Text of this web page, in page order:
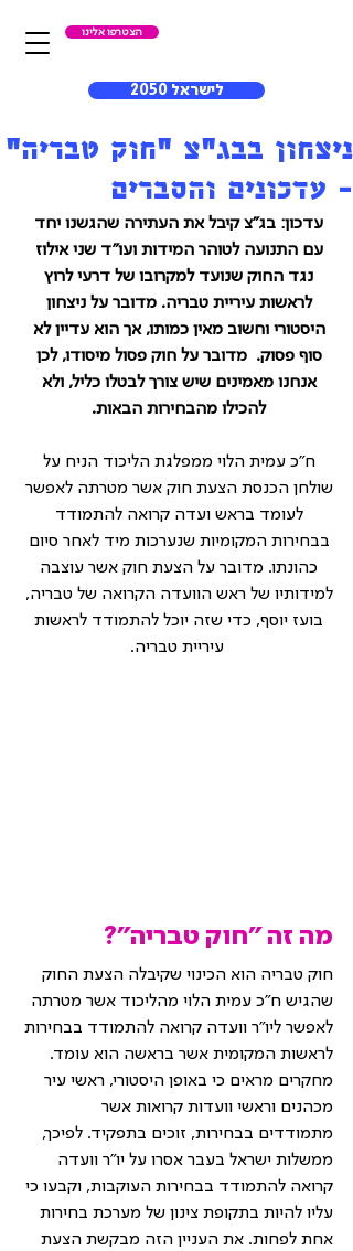
הצטרפו אלינו
לישראל 2050
ניצחון בבג"צ "חוק טבריה"
- עדכונים והסברים
עדכון: בג"צ קיבל את העתירה שהגשנו יחד
עם התנועה לטוהר המידות ועו"ד שני אילוז
נגד החוק שנועד למקרובו של דרעי לרוץ
לראשות עיריית טבריה. מדובר על ניצחון
היסטורי וחשוב מאין כמותו, אך הוא עדיין לא
סוף פסוק.  מדובר על חוק פסול מיסודו, לכן
אנחנו מאמינים שיש צורך לבטלו כליל, ולא
להכילו מהבחירות הבאות.
ח"כ עמית הלוי ממפלגת הליכוד הניח על
שולחן הכנסת הצעת חוק אשר מטרתה לאפשר
לעומד בראש ועדה קרואה להתמודד
בבחירות המקומיות שנערכות מיד לאחר סיום
כהונתו. מדובר על הצעת חוק אשר עוצבה
למידותיו של ראש הוועדה הקרואה של טבריה,
בועז יוסף, כדי שזה יוכל להתמודד לראשות
עיריית טבריה.
מה זה "חוק טבריה"?
חוק טבריה הוא הכינוי שקיבלה הצעת החוק
שהגיש ח"כ עמית הלוי מהליכוד אשר מטרתה
לאפשר ליו"ר וועדה קרואה להתמודד בבחירות
לראשות המקומית אשר בראשה הוא עומד.
מחקרים מראים כי באופן היסטורי, ראשי עיר
מכהנים וראשי וועדות קרואות אשר
מתמודדים בבחירות, זוכים בתפקיד. לפיכך,
ממשלות ישראל בעבר אסרו על יו"ר וועדה
קרואה להתמודד בבחירות העוקבות, וקבעו כי
עליו להיות בתקופת צינון של מערכת בחירות
אחת לפחות. את העניין הזה מבקשת הצעת